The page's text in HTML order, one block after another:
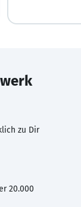
zu Dir
20.000